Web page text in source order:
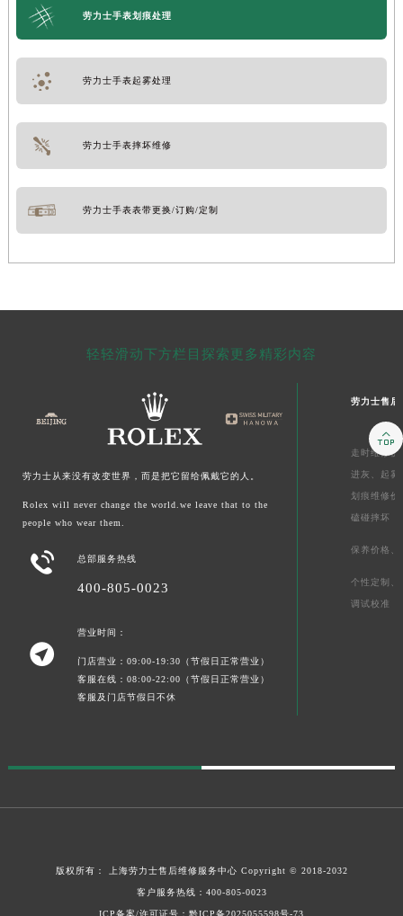
劳力士手表划痕处理
劳力士手表起雾处理
劳力士手表摔坏维修
劳力士手表表带更换/订购/定制
轻轻滑动下方栏目探索更多精彩内容
劳力士从来没有改变世界，而是把它留给佩戴它的人。
Rolex will never change the world.we leave that to the
people who wear them.
 总部服务热线
400-805-0023

营业时间：
门店营业：09:00-19:30（节假日正常营业）
客服在线：08:00-22:00（节假日正常营业）
客服及门店节假日不休
劳力士售后
走时维修价
进灰、 起雾
划痕维修价
磕碰摔坏
保养价格、
个性定制、
调试校准
版权所有： 上海劳力士售后维修服务中心 Copyright © 2018-2032
客户服务热线： 400-805-0023
ICP备案/许可证号：黔ICP备2025055598号-73
